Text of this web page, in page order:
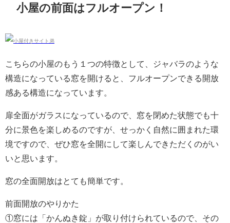
小屋の前面はフルオープン！
こちらの小屋のもう１つの特徴として、ジャバラのような
構造になっている窓を開けると、フルオープンできる開放
感ある構造になっています。
扉全面がガラスになっているので、窓を閉めた状態でも十
分に景色を楽しめるのですが、せっかく自然に囲まれた環
境ですので、ぜひ窓を全開にして楽しんできただくのがい
いと思います。
窓の全面開放はとても簡単です。
前面開放のやりかた
①窓には「かんぬき錠」が取り付けられているので、その